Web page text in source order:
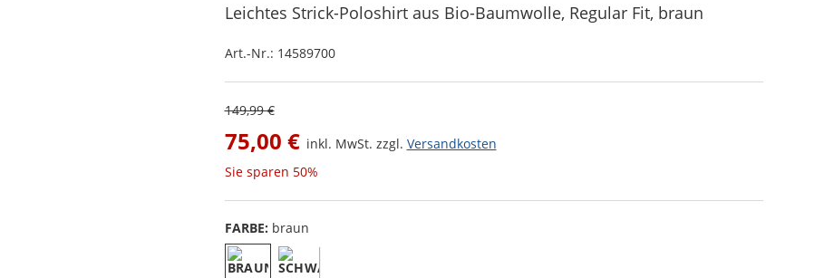
Leichtes Strick-Poloshirt aus Bio-Baumwolle, Regular Fit, braun
Art.-Nr.: 14589700
149,99 €
75,00 € inkl. MwSt. zzgl. Versandkosten
Sie sparen 50%
FARBE: braun